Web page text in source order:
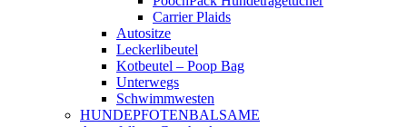
Carrier Plaids
Autositze
Leckerlibeutel
Kotbeutel – Poop Bag
Unterwegs
Schwimmwesten
HUNDEPFOTENBALSAME